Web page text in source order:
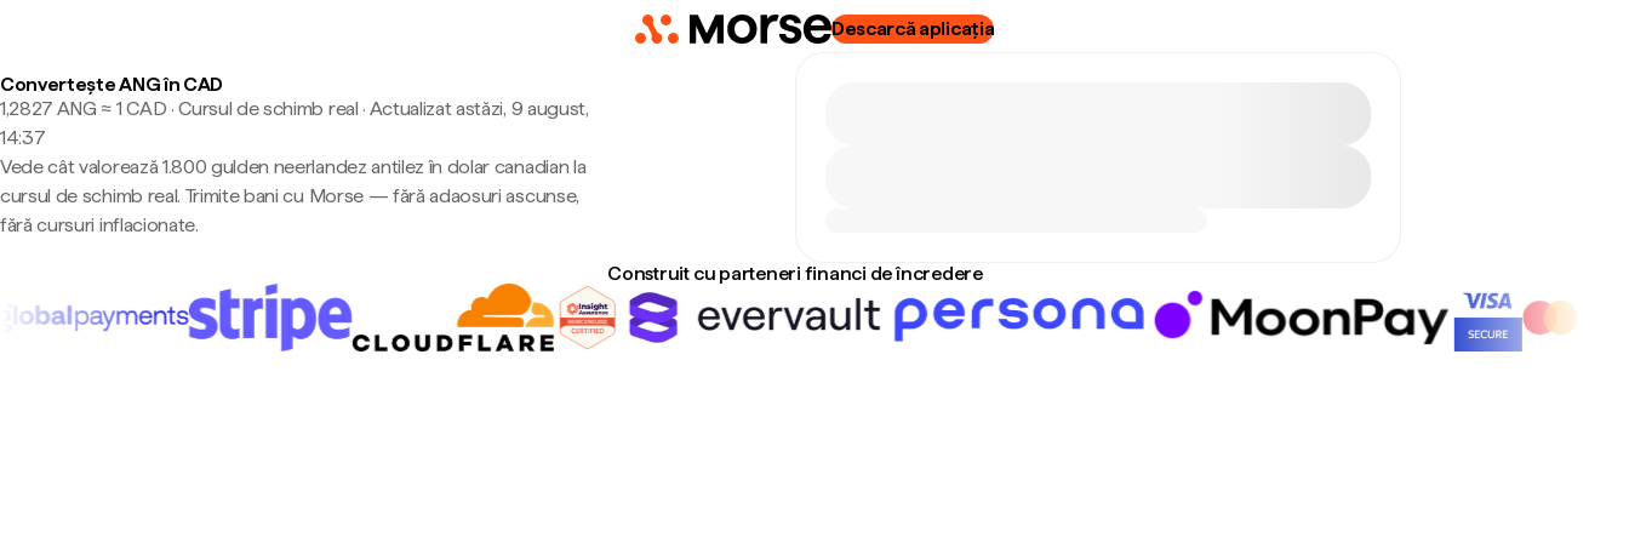
Descarcă aplicația
Convertește ANG în CAD
1,2827 ANG ≈ 1 CAD · Cursul de schimb real · Actualizat astăzi, 9 august,
14:37
Vede cât valorează 1.800 gulden neerlandez antilez în dolar canadian la
cursul de schimb real. Trimite bani cu Morse — fără adaosuri ascunse,
fără cursuri inflacionate.
Construit cu parteneri financi de încredere